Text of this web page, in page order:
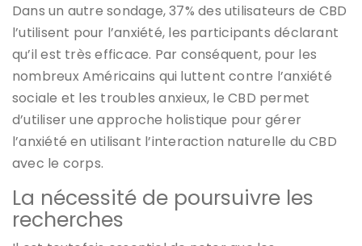
Dans un autre sondage, 37% des utilisateurs de CBD
l’utilisent pour l’anxiété, les participants déclarant
qu’il est très efficace. Par conséquent, pour les
nombreux Américains qui luttent contre l’anxiété
sociale et les troubles anxieux, le CBD permet
d’utiliser une approche holistique pour gérer
l’anxiété en utilisant l’interaction naturelle du CBD
avec le corps.
La nécessité de poursuivre les
recherches